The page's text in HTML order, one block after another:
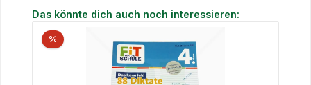
Produktgalerie überspringen
Das könnte dich auch noch interessieren:
%